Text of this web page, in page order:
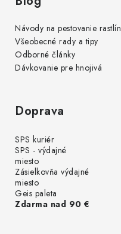
Návody na pestovanie rastlín
Všeobecné rady a tipy
Odborné články
Dávkovanie pre hnojivá
Doprava
SPS kuriér
SPS - výdajné
miesto
Zásielkovňa výdajné
miesto
Geis paleta
Zdarma nad 90 €